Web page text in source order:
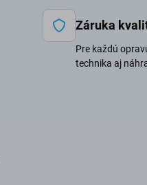
Záruka
Pre každú
technika aj